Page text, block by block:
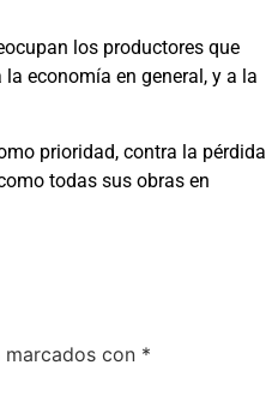
los productores que
economía en general, y a la
prioridad, contra la pérdida
todas sus obras en
con *